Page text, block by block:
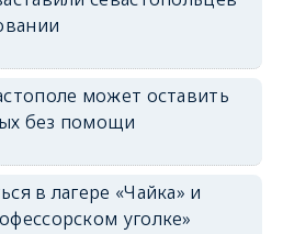
может оставить
без помощи
в лагере «Чайка» и
уголке»